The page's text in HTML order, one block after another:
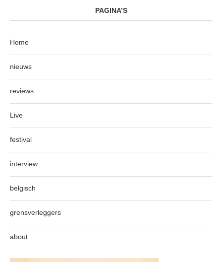
PAGINA’S
Home
nieuws
reviews
Live
festival
interview
belgisch
grensverleggers
about